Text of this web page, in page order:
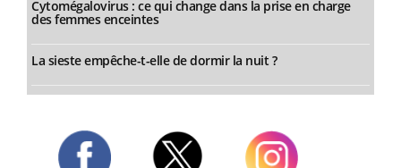
Cytomégalovirus : ce qui change dans la prise en charge
des femmes enceintes
La sieste empêche-t-elle de dormir la nuit ?